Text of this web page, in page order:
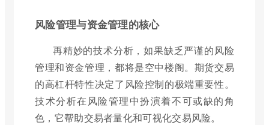
风险管理与资金管理的核心
再精妙的技术分析，如果缺乏严谨的风险
管理和资金管理，都将是空中楼阁。期货交易
的高杠杆特性决定了风险控制的极端重要性。
技术分析在风险管理中扮演着不可或缺的角
色，它帮助交易者量化和可视化交易风险。